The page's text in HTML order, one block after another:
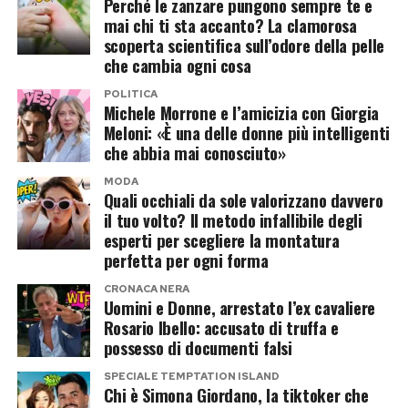
sono qui per ascoltarti se ne hai voglia”.
La vera resilienza non consiste nel non cadere
mai o nel sorridere tra le macerie, ma nella
capacità di abitare le nostre crepe, accoglierle
senza vergogna e concederci il tempo
necessario per rimettere insieme i pezzi.
Post Views: 373
una scarsa conoscenza delle dinamiche del volo,
dove rumori di routine o normali turbolenze
vengono erroneamente interpretati come
segnali d’allarme imminente.
Preparare il corpo e la mente nei
giorni antecedenti alla partenza
Affrontare l’aerofobia richiede una preparazione
strutturata che inizia ben prima del giorno
dell’imbarco. Gli psicologi suggeriscono di
contrastare l’ansia attraverso la corretta
informazione scientifica: i dati redatti
dall’Associazione Internazionale del Trasporto
Aereo (IATA) confermano costantemente come
l’aereo sia lo strumento di spostamento
Perché le zanzare pungono sempre te e
mai chi ti sta accanto? La clamorosa
scoperta scientifica sull’odore della pelle
che cambia ogni cosa
POLITICA
Michele Morrone e l’amicizia con Giorgia
Meloni: «È una delle donne più intelligenti
che abbia mai conosciuto»
MODA
Quali occhiali da sole valorizzano davvero
il tuo volto? Il metodo infallibile degli
esperti per scegliere la montatura
perfetta per ogni forma
CRONACA NERA
Uomini e Donne, arrestato l’ex cavaliere
Rosario Ibello: accusato di truffa e
possesso di documenti falsi
SPECIALE TEMPTATION ISLAND
Chi è Simona Giordano, la tiktoker che